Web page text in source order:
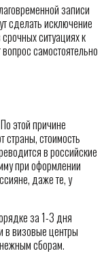
записи
сделать исключение
ситуациях к
самостоятельно
этой причине
страны, стоимость
в российские
при оформлении
даже те, у
за 1-3 дня
в визовые центры
сборам.